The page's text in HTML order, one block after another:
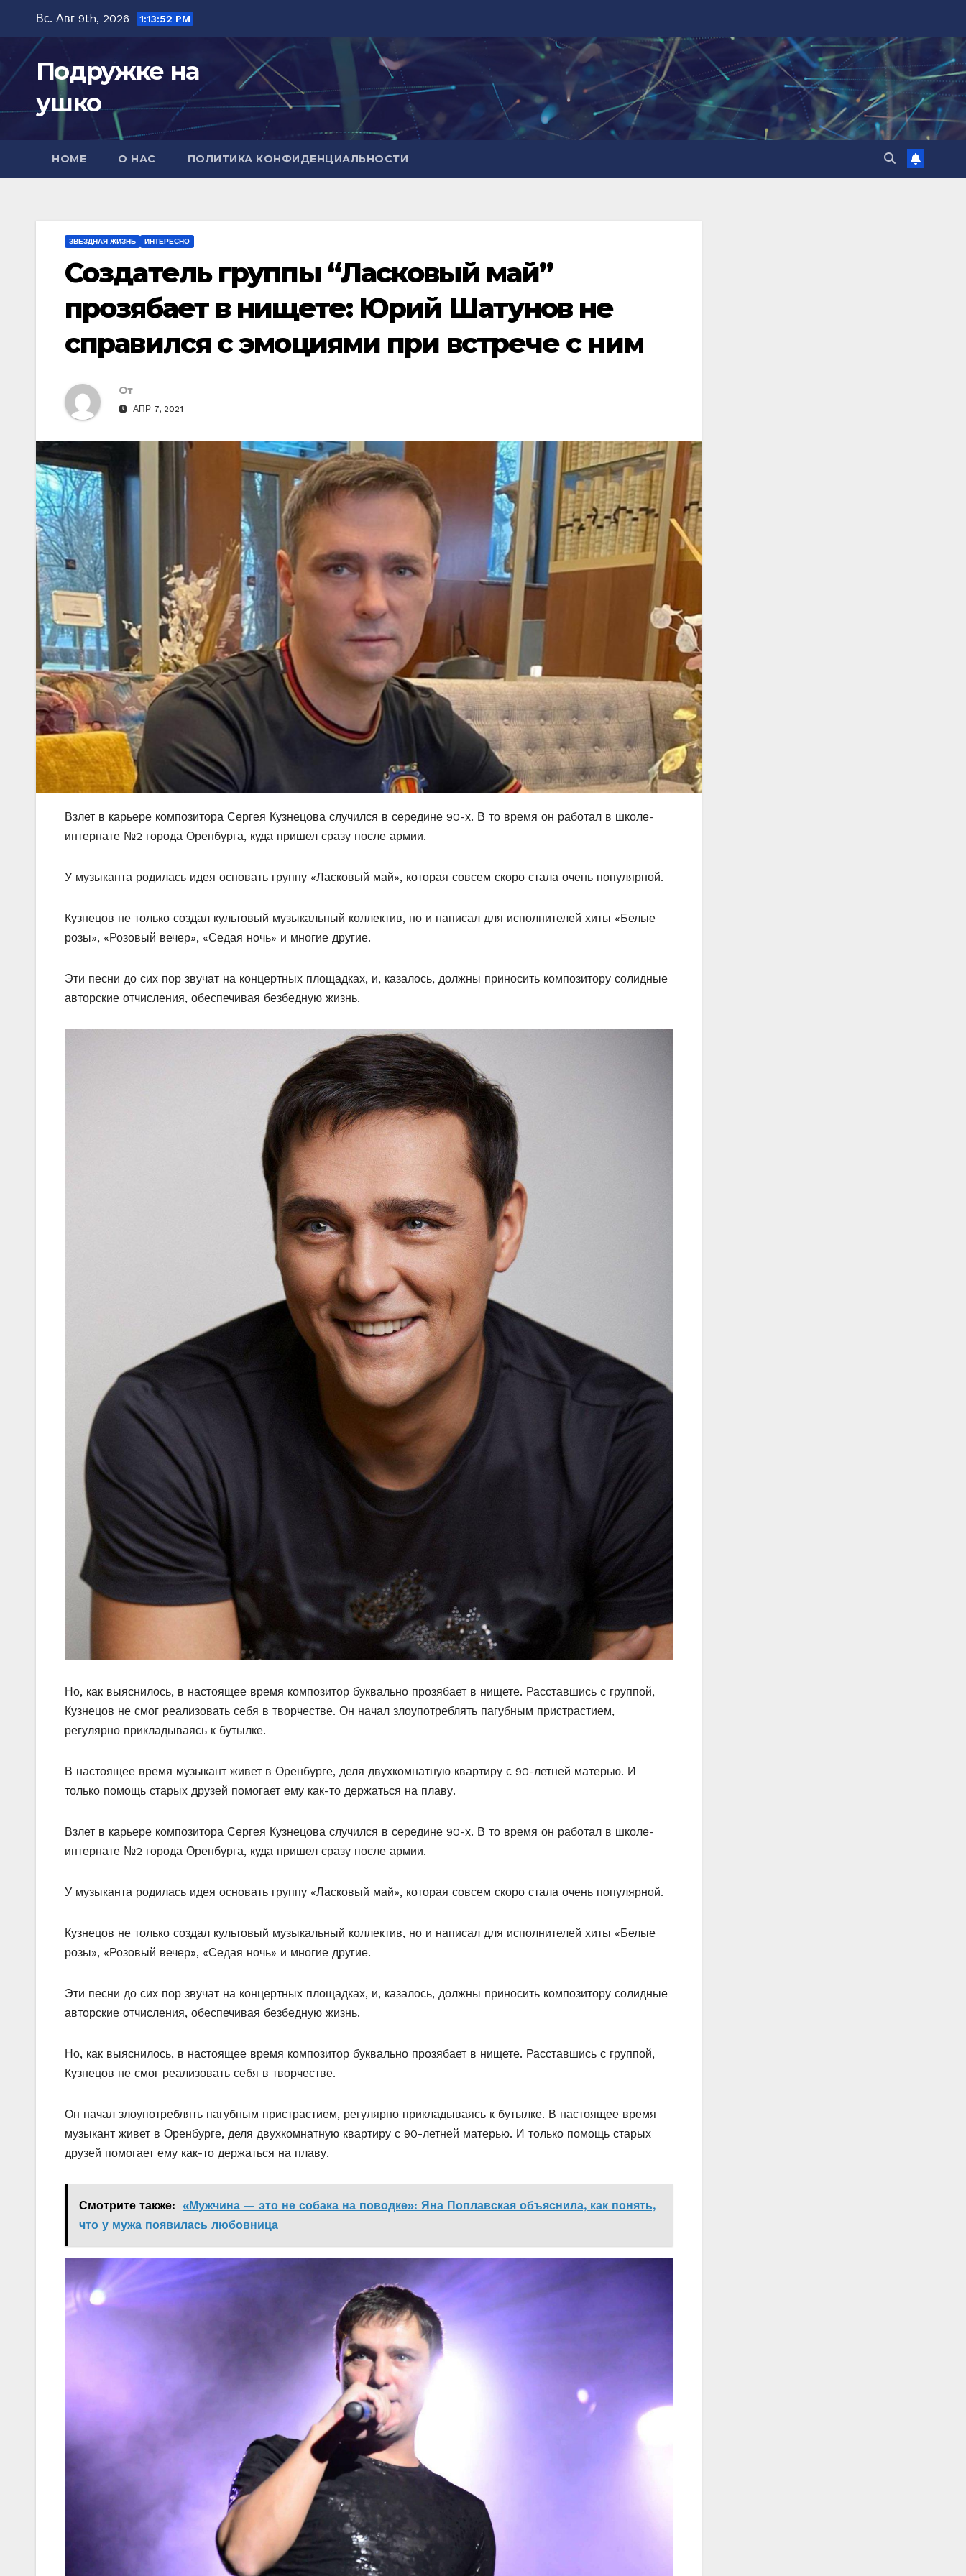
содержимому
Вс. Авг 9th, 2026 1:13:54 PM
Подружке на
ушко
HOME О НАС ПОЛИТИКА КОНФИДЕНЦИАЛЬНОСТИ
ЗВЕЗДНАЯ ЖИЗНЬ ИНТЕРЕСНО
Создатель группы “Ласковый май”
прозябает в нищете: Юрий Шатунов не
справился с эмоциями при встрече с ним
От
АПР 7, 2021
Взлет в карьере композитора Сергея Кузнецова случился в середине 90-х. В то время он работал в школе-
интернате №2 города Оренбурга, куда пришел сразу после армии.
У музыканта родилась идея основать группу «Ласковый май», которая совсем скоро стала очень популярной.
Кузнецов не только создал культовый музыкальный коллектив, но и написал для исполнителей хиты «Белые
розы», «Розовый вечер», «Седая ночь» и многие другие.
Эти песни до сих пор звучат на концертных площадках, и, казалось, должны приносить композитору солидные
авторские отчисления, обеспечивая безбедную жизнь.
Но, как выяснилось, в настоящее время композитор буквально прозябает в нищете. Расставшись с группой,
Кузнецов не смог реализовать себя в творчестве. Он начал злоупотреблять пагубным пристрастием,
регулярно прикладываясь к бутылке.
В настоящее время музыкант живет в Оренбурге, деля двухкомнатную квартиру с 90-летней матерью. И
только помощь старых друзей помогает ему как-то держаться на плаву.
Взлет в карьере композитора Сергея Кузнецова случился в середине 90-х. В то время он работал в школе-
интернате №2 города Оренбурга, куда пришел сразу после армии.
У музыканта родилась идея основать группу «Ласковый май», которая совсем скоро стала очень популярной.
Кузнецов не только создал культовый музыкальный коллектив, но и написал для исполнителей хиты «Белые
розы», «Розовый вечер», «Седая ночь» и многие другие.
Эти песни до сих пор звучат на концертных площадках, и, казалось, должны приносить композитору солидные
авторские отчисления, обеспечивая безбедную жизнь.
Но, как выяснилось, в настоящее время композитор буквально прозябает в нищете. Расставшись с группой,
Кузнецов не смог реализовать себя в творчестве.
Он начал злоупотреблять пагубным пристрастием, регулярно прикладываясь к бутылке. В настоящее время
музыкант живет в Оренбурге, деля двухкомнатную квартиру с 90-летней матерью. И только помощь старых
друзей помогает ему как-то держаться на плаву.
Смотрите также: «Мужчина — это не собака на поводке»: Яна Поплавская объяснила, как понять,
что у мужа появилась любовница